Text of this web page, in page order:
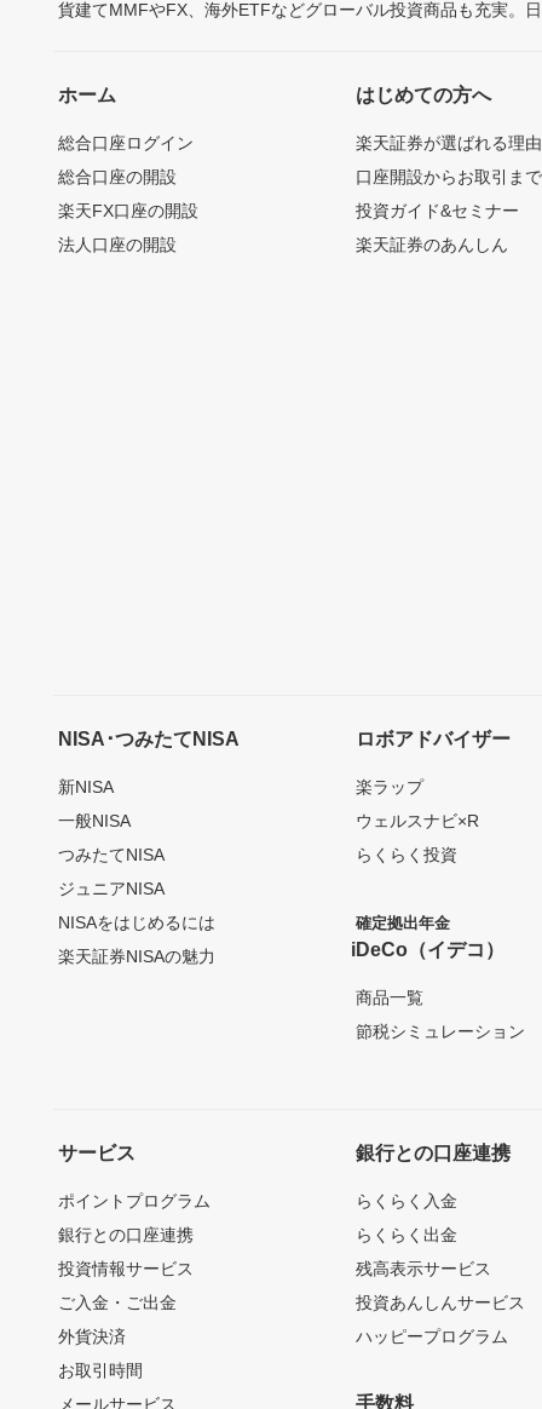
貨建てMMFやFX、海外ETFなどグローバル投資商品も充実。
ホーム
総合口座ログイン
総合口座の開設
楽天FX口座の開設
法人口座の開設
はじめての方へ
楽天証券が選ばれる理由
口座開設からお取引ま
投資ガイド&セミナー
楽天証券のあんしん
NISA･つみたてNISA
新NISA
一般NISA
つみたてNISA
ジュニアNISA
NISAをはじめるには
楽天証券NISAの魅力
ロボアドバイザー
楽ラップ
ウェルスナビ×R
らくらく投資
確定拠出年金
iDeCo（イデコ）
商品一覧
節税シミュレーション
サービス
ポイントプログラム
銀行との口座連携
投資情報サービス
ご入金・ご出金
外貨決済
お取引時間
メールサービス
銀行との口座連携
らくらく入金
らくらく出金
残高表示サービス
投資あんしんサービス
ハッピープログラム
手数料